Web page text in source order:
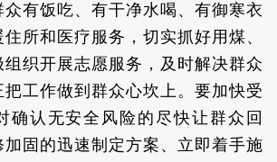
有饭吃、有干净水喝、有御寒衣
所和医疗服务，切实抓好用煤、
织开展志愿服务，及时解决群众
工作做到群众心坎上。要加快受
确认无安全风险的尽快让群众回
固的迅速制定方案、立即着手施